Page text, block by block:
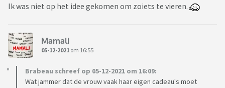
Ik was niet op het idee gekomen om zoiets te vieren.
Mamali
05-12-2021 om 16:55
Brabeau schreef op 05-12-2021 om 16:09:
Wat jammer dat de vrouw vaak haar eigen cadeau's moet